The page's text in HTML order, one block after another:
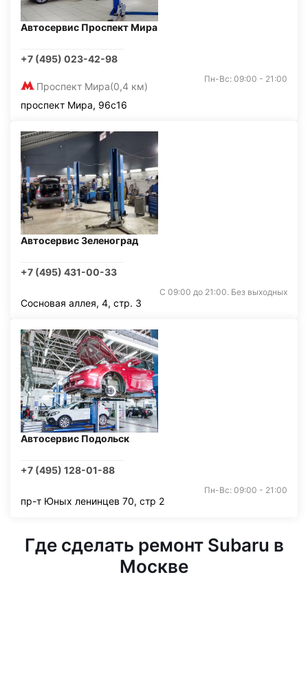
Автосервис Проспект Мира
+7 (495) 023-42-98
Проспект Мира(0,4 км)
Пн-Вс: 09:00 - 21:00
проспект Мира, 96с16
Автосервис Зеленоград
+7 (495) 431-00-33
С 09:00 до 21:00. Без выходных
Сосновая аллея, 4, стр. 3
Автосервис Подольск
+7 (495) 128-01-88
Пн-Вс: 09:00 - 21:00
пр-т Юных ленинцев 70, стр 2
Где сделать ремонт Subaru в
Москве